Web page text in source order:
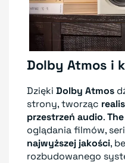
Dolby Atmos i
Dzięki Dolby Atmos
strony, tworząc
przestrzeń audio.
oglądania filmów,
najwyższej jakości,
rozbudowanego